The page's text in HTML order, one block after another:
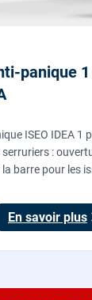
panique 1
ISEO IDEA 1
serruriers :
barre pour les
En savoir plus